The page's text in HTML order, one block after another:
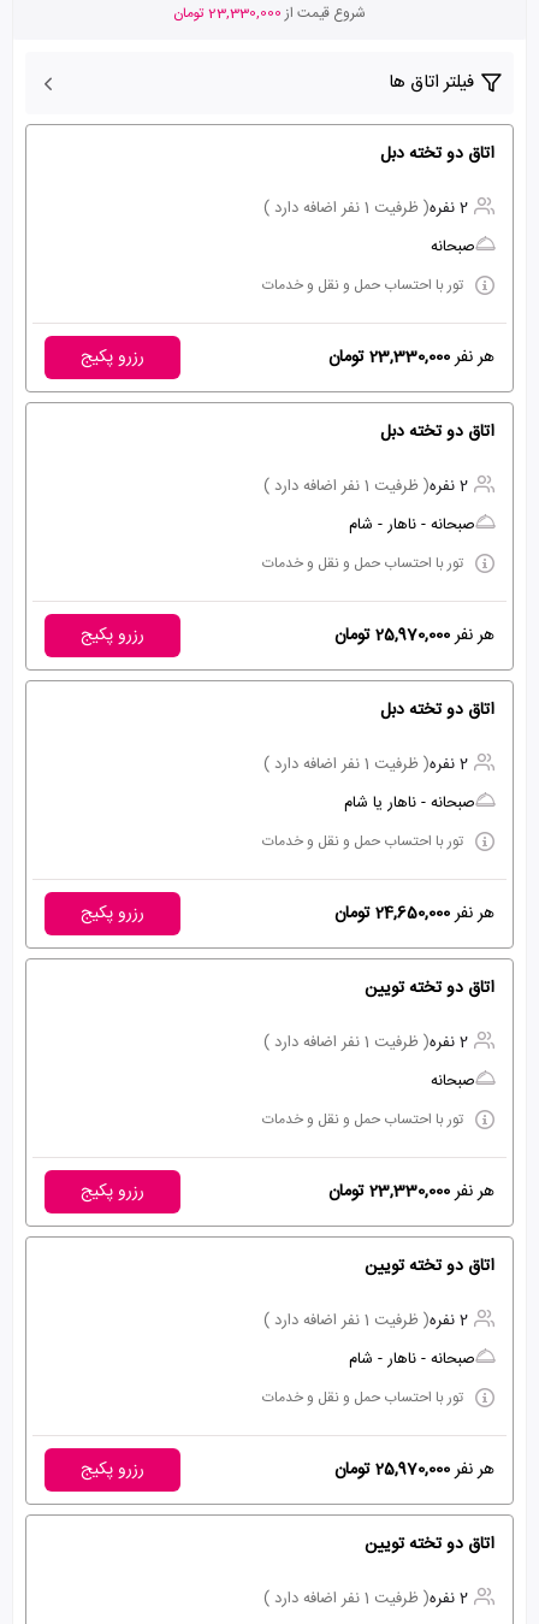
شروع قیمت از23,330,000 تومان
فیلتر اتاق ها
اتاق دو تخته دبل
2 نفره
( ظرفیت 1 نفر اضافه دارد )
صبحانه
تور با احتساب حمل و نقل و خدمات
هر نفر23,330,000 تومان رزرو پکیج
اتاق دو تخته دبل
2 نفره
( ظرفیت 1 نفر اضافه دارد )
صبحانه - ناهار - شام
تور با احتساب حمل و نقل و خدمات
هر نفر25,970,000 تومان رزرو پکیج
اتاق دو تخته دبل
2 نفره
( ظرفیت 1 نفر اضافه دارد )
صبحانه - ناهار یا شام
تور با احتساب حمل و نقل و خدمات
هر نفر24,650,000 تومان رزرو پکیج
اتاق دو تخته تویین
2 نفره
( ظرفیت 1 نفر اضافه دارد )
صبحانه
تور با احتساب حمل و نقل و خدمات
هر نفر23,330,000 تومان رزرو پکیج
اتاق دو تخته تویین
2 نفره
( ظرفیت 1 نفر اضافه دارد )
صبحانه - ناهار - شام
تور با احتساب حمل و نقل و خدمات
هر نفر25,970,000 تومان رزرو پکیج
اتاق دو تخته تویین
2 نفره ( ظرفیت 1 نفر اضافه دارد )